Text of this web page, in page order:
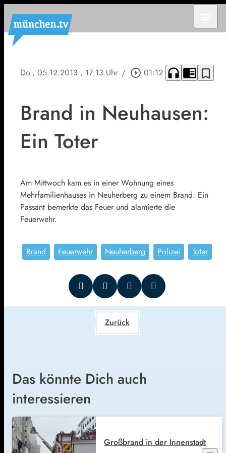
Do., 05.12.2013 , 17:13 Uhr / play_circle_outline 01:12 headphones chrome_reader_mode bookmark_border
Brand in Neuhausen:
Ein Toter
Am Mittwoch kam es in einer Wohnung eines
Mehrfamilienhauses in Neuherberg zu einem Brand. Ein
Passant bemerkte das Feuer und alamierte die
Feuerwehr.
Brand Feuerwehr Neuherberg Polizei Toter
Zurück
Das könnte Dich auch
interessieren
Großbrand in der Innenstadt